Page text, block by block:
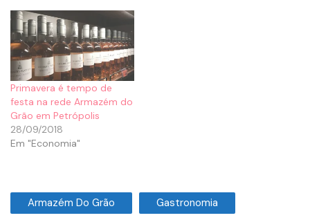
Primavera é tempo de
festa na rede Armazém do
Grão em Petrópolis
28/09/2018
Em "Economia"
Armazém Do Grão Gastronomia